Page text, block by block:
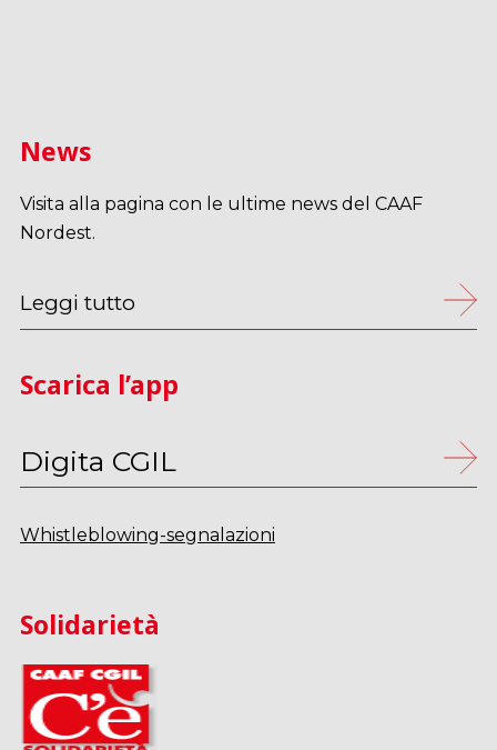
News
Visita alla pagina con le ultime news del CAAF
Nordest.
Leggi tutto
Scarica l’app
Digita CGIL
Whistleblowing-segnalazioni
Solidarietà